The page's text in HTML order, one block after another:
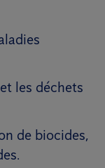
les déchets
de biocides,